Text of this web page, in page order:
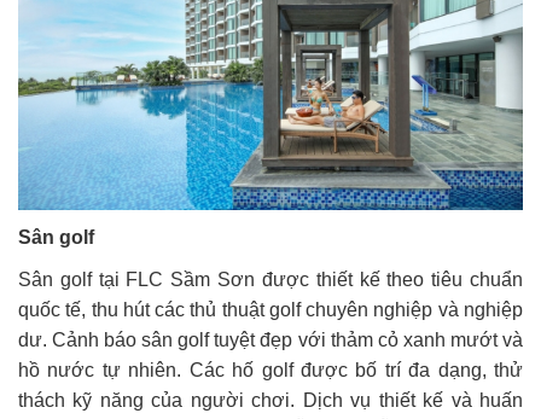
Sân golf
Sân golf tại FLC Sầm Sơn được thiết kế theo tiêu chuẩn
quốc tế, thu hút các thủ thuật golf chuyên nghiệp và nghiệp
dư. Cảnh báo sân golf tuyệt đẹp với thảm cỏ xanh mướt và
hồ nước tự nhiên. Các hố golf được bố trí đa dạng, thử
thách kỹ năng của người chơi. Dịch vụ thiết kế và huấn